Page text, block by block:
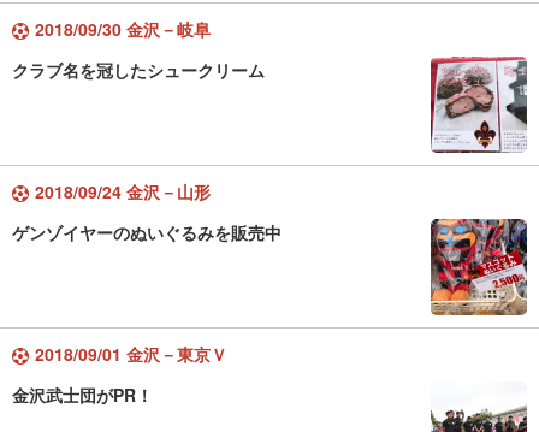
2018/09/30 金沢－岐阜
クラブ名を冠したシュークリーム
2018/09/24 金沢－山形
ゲンゾイヤーのぬいぐるみを販売中
2018/09/01 金沢－東京Ｖ
金沢武士団がPR！